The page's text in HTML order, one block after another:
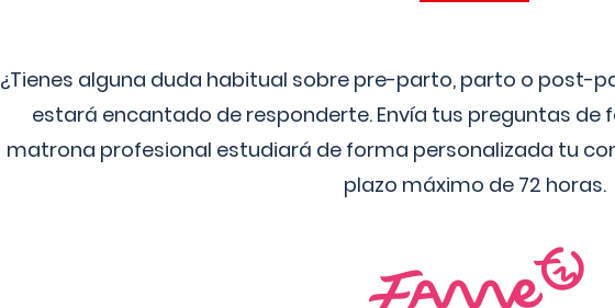
¿Tienes alguna duda habitual sobre pre-parto, parto o post-
estará encantado de responderte. Envía tus preguntas
matrona profesional estudiará de forma personalizada tu
plazo máximo de 72 horas.